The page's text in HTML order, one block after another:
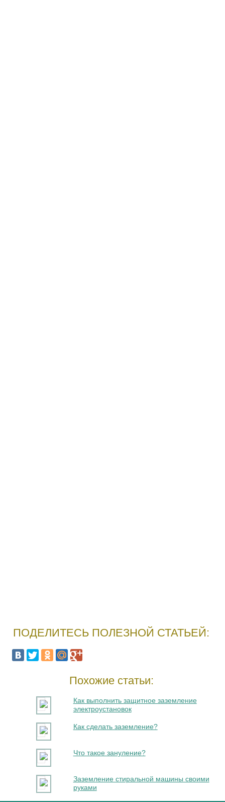
ПОДЕЛИТЕСЬ ПОЛЕЗНОЙ СТАТЬЕЙ:
Похожие статьи:
Как выполнить защитное заземление
электроустановок
Как сделать заземление?
Что такое зануление?
Заземление стиральной машины своими
руками